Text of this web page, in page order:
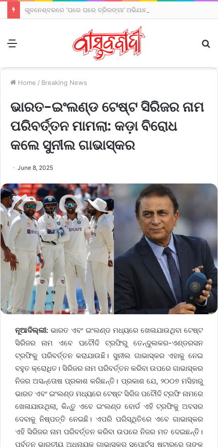
Home / Breaking News
ଭାରତ-ଇଂଲଣ୍ଡ ଟେଷ୍ଟ ସିରିଜର ନାମ
ପରିବର୍ତ୍ତନ ମାମଲା: କଡ଼ା ବିରୋଧ
କଲେ ସୁନୀଲ ଗାଭାସ୍କର
June 8, 2025
ନୂଆଦିଲ୍ଲୀ: ଭାରତ ଏବଂ ଇଂଲଣ୍ଡ ମଧ୍ୟରେ ଖେଳାଯାଉଥିବା ଟେଷ୍ଟ
ସିରିଜର ନାମ ଏବେ ପଟୌଦି ଟ୍ରଫିରୁ ତେନ୍ଦୁଲକର-ଏଣ୍ଡରସନ
ଟ୍ରଫିକୁ ପରିବର୍ତ୍ତନ କରାଯାଉଛି। ସୁନୀଲ ଗାଭାସ୍କର ଏହାକୁ ନେଇ
ବହୁତ କ୍ରୋଧିତ। ସିରିଜର ନାମ ପରିବର୍ତ୍ତନ କରିବା ଉପରେ ଗାଭାସ୍କର
ନିଜର ଅସନ୍ତୋଷ ପ୍ରକାଶ କରିଛନ୍ତି। ପ୍ରକାଶ ଯେ, ୨୦୦୭ ମସିହାରୁ
ଭାରତ ଏବଂ ଇଂଲଣ୍ଡ ମଧ୍ୟରେ ଟେଷ୍ଟ ସିରିଜ ପଟୌଦି ଟ୍ରଫି ନାମରେ
ଖେଳାଯାଉଥିଲା, କିନ୍ତୁ ଏବେ ଇଂଲଣ୍ଡ ବୋର୍ଡ ଏହି ଟ୍ରଫିକୁ ଅବସର
ଦେବାକୁ ନିଷ୍ପତ୍ତି ନେଇଛି। ଏପରି ପରିସ୍ଥିତିରେ ଏବେ ଗାଭାସ୍କର
ଏହି ସିରିଜର ନାମ ପରିବର୍ତ୍ତନ କରିବା ଉପରେ ନିଜର ମତ ଦେଇଛନ୍ତି।
ପୂର୍ବତନ ଭାରତୀୟ ଅଧିନାୟକ ଗାଭାସ୍କର ସ୍ପୋର୍ଟସ୍ ଷ୍ଟାରରେ ତାଙ୍କ